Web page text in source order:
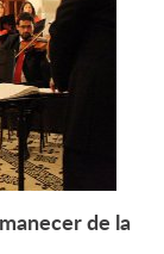
más +
de la